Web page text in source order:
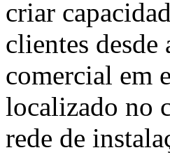
criar
clientes
comercial em
localizado no
rede de